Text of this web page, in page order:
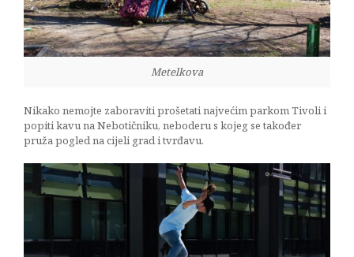
Metelkova
Nikako nemojte zaboraviti prošetati najvećim parkom Tivoli i
popiti kavu na Nebotičniku, neboderu s kojeg se također
pruža pogled na cijeli grad i tvrđavu.